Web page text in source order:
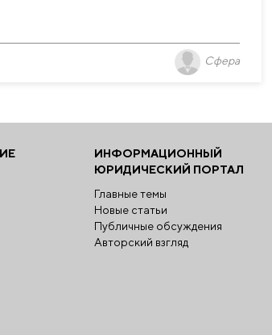
Сфера
ИНФОРМАЦИОННЫЙ
ЮРИДИЧЕСКИЙ ПОРТАЛ
Главные темы
Новые статьи
Публичные обсуждения
Авторский взгляд